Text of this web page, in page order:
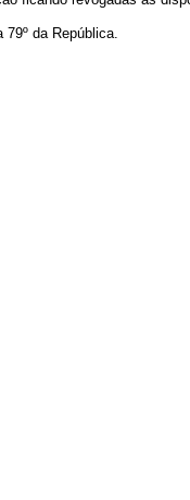
79º da República.